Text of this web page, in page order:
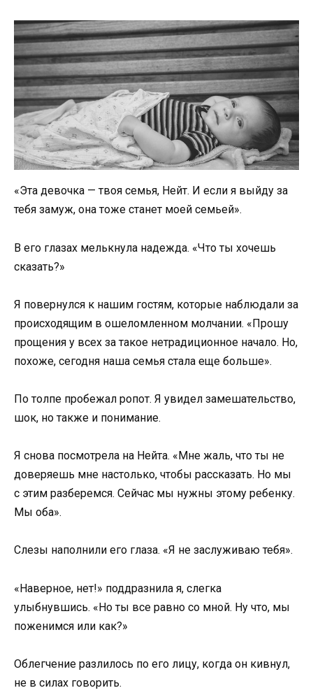
«Эта девочка — твоя семья, Нейт. И если я выйду за
тебя замуж, она тоже станет моей семьей».
В его глазах мелькнула надежда. «Что ты хочешь
сказать?»
Я повернулся к нашим гостям, которые наблюдали за
происходящим в ошеломленном молчании. «Прошу
прощения у всех за такое нетрадиционное начало. Но,
похоже, сегодня наша семья стала еще больше».
По толпе пробежал ропот. Я увидел замешательство,
шок, но также и понимание.
Я снова посмотрела на Нейта. «Мне жаль, что ты не
доверяешь мне настолько, чтобы рассказать. Но мы
с этим разберемся. Сейчас мы нужны этому ребенку.
Мы оба».
Слезы наполнили его глаза. «Я не заслуживаю тебя».
«Наверное, нет!» поддразнила я, слегка
улыбнувшись. «Но ты все равно со мной. Ну что, мы
поженимся или как?»
Облегчение разлилось по его лицу, когда он кивнул,
не в силах говорить.